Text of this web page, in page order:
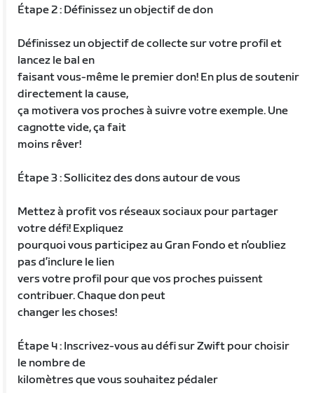
Étape 2 : Définissez un objectif de don
Définissez un objectif de collecte sur votre profil et
lancez le bal en
faisant vous-même le premier don! En plus de soutenir
directement la cause,
ça motivera vos proches à suivre votre exemple. Une
cagnotte vide, ça fait
moins rêver!
Étape 3 : Sollicitez des dons autour de vous
Mettez à profit vos réseaux sociaux pour partager
votre défi! Expliquez
pourquoi vous participez au Gran Fondo et n’oubliez
pas d’inclure le lien
vers votre profil pour que vos proches puissent
contribuer. Chaque don peut
changer les choses!
Étape 4 : Inscrivez-vous au défi sur Zwift pour choisir
le nombre de
kilomètres que vous souhaitez pédaler